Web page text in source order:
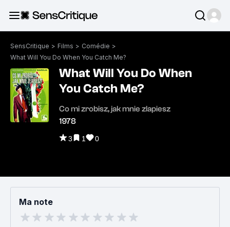
SensCritique > Films > Comédie >
What Will You Do When You Catch Me?
What Will You Do When
You Catch Me?
Co mi zrobisz, jak mnie zlapiesz
1978
3 1 0
Ma note